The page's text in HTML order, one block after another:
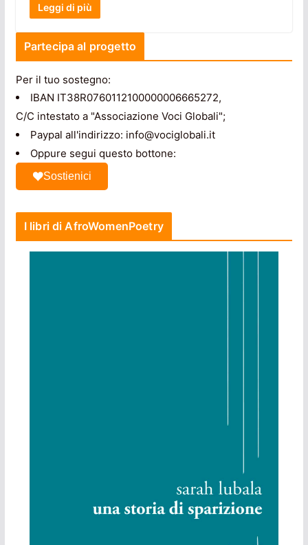
Leggi di più
Partecipa al progetto
Per il tuo sostegno:
IBAN IT38R0760112100000006665272,
C/C intestato a "Associazione Voci Globali";
Paypal all'indirizzo: info@vociglobali.it
Oppure segui questo bottone:
Sostienici
I libri di AfroWomenPoetry